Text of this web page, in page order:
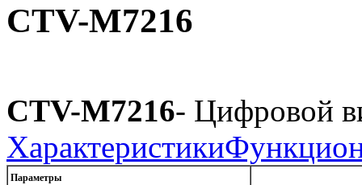
CTV-M7216
CTV-M7216- Цифровой
Характеристики
Параметры